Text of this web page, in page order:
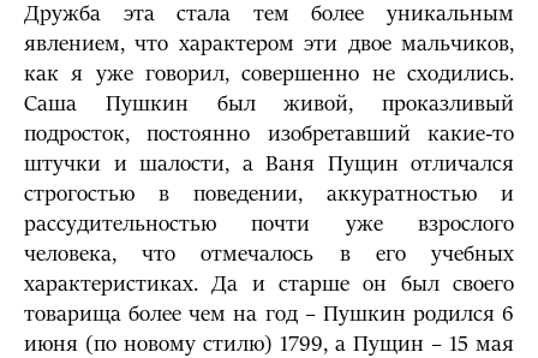
Дружба эта стала тем более уникальным
явлением, что характером эти двое мальчиков,
как я уже говорил, совершенно не сходились.
Саша Пушкин был живой, проказливый
подросток, постоянно изобретавший какие-то
штучки и шалости, а Ваня Пущин отличался
строгостью в поведении, аккуратностью и
рассудительностью почти уже взрослого
человека, что отмечалось в его учебных
характеристиках. Да и старше он был своего
товарища более чем на год – Пушкин родился 6
июня (по новому стилю) 1799, а Пущин – 15 мая